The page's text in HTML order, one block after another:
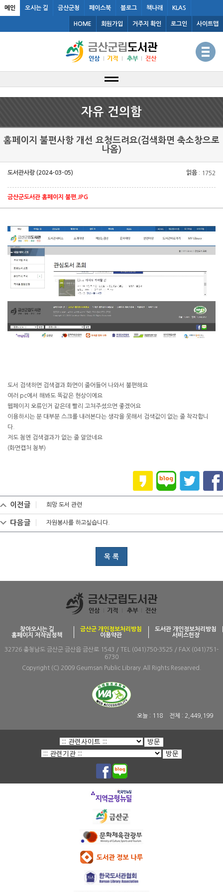
메인 오시는 길 금산군청 페이스북 블로그 책나래 KLAS
HOME 회원가입 거주지 확인 로그인 사이트맵
자유 건의함
홈페이지 불편사항 개선 요청드려요(검색화면 축소창으로
나옴)
도서관사랑 (2024-03-05) 읽음 : 1752
금산군도서관 홈페이지 불편.JPG
도서 검색하면 검색결과 화면이 줄어들어 나와서 불편해요
여러 pc에서 해봐도 똑같은 현상이에요
웹페이지 오류인거 같은데 빨리 고쳐주셨으면 좋겠어요
이용하시는 분 대부분 스크롤 내려본다는 생각을 못해서 검색값이 없는 줄 착각합니
다.
저도 첨엔 검색결과가 없는 줄 알았네요
(화면캡처 첨부)
이전글 희망 도서 관련
다음글 자원봉사를 하고싶습니다.
목 록
찾아오시는 길 금산군 개인정보처리방침
도서관 개인정보처리방침
홈페이지 저작권정책
이용약관 서비스헌장
32726 충청남도 금산군 금산읍 금산로 1543 / TEL (041)750-3525 / FAX (041)751-
6730
Copyright (C) 2009 Geumsan Public Library.All Rights Researved.
오늘 : 118 전체 : 2,449,199